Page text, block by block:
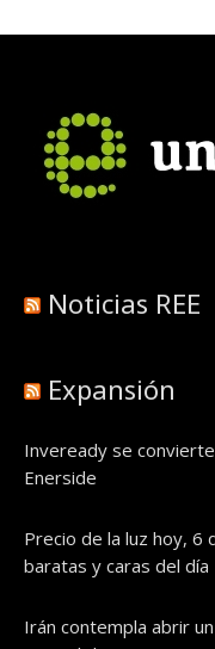
Noticias REE
Expansión
Inveready se
Enerside
Precio de la luz hoy, 6
baratas y caras del día
Irán contempla abrir